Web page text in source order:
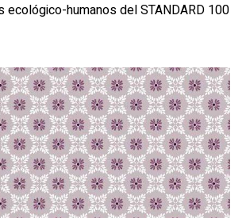
ecológico-humanos del STANDARD 100